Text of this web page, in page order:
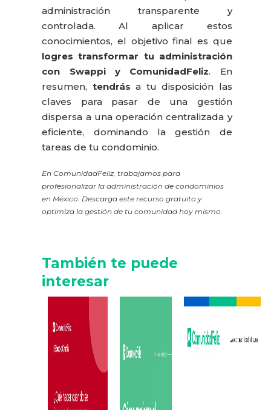
administración transparente y
controlada. Al aplicar estos
conocimientos, el objetivo final es que
logres transformar tu administración
con Swappi y ComunidadFeliz. En
resumen, tendrás a tu disposición las
claves para pasar de una gestión
dispersa a una operación centralizada y
eficiente, dominando la gestión de
tareas de tu condominio.
En ComunidadFeliz, trabajamos para
profesionalizar la administración de condominios
en México. Descarga este recurso gratuito y
optimiza la gestión de tu comunidad hoy mismo.
También te puede
interesar